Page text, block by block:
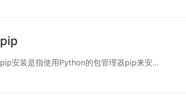
pip
pip安装是指使用Python的包管理器pip来安…